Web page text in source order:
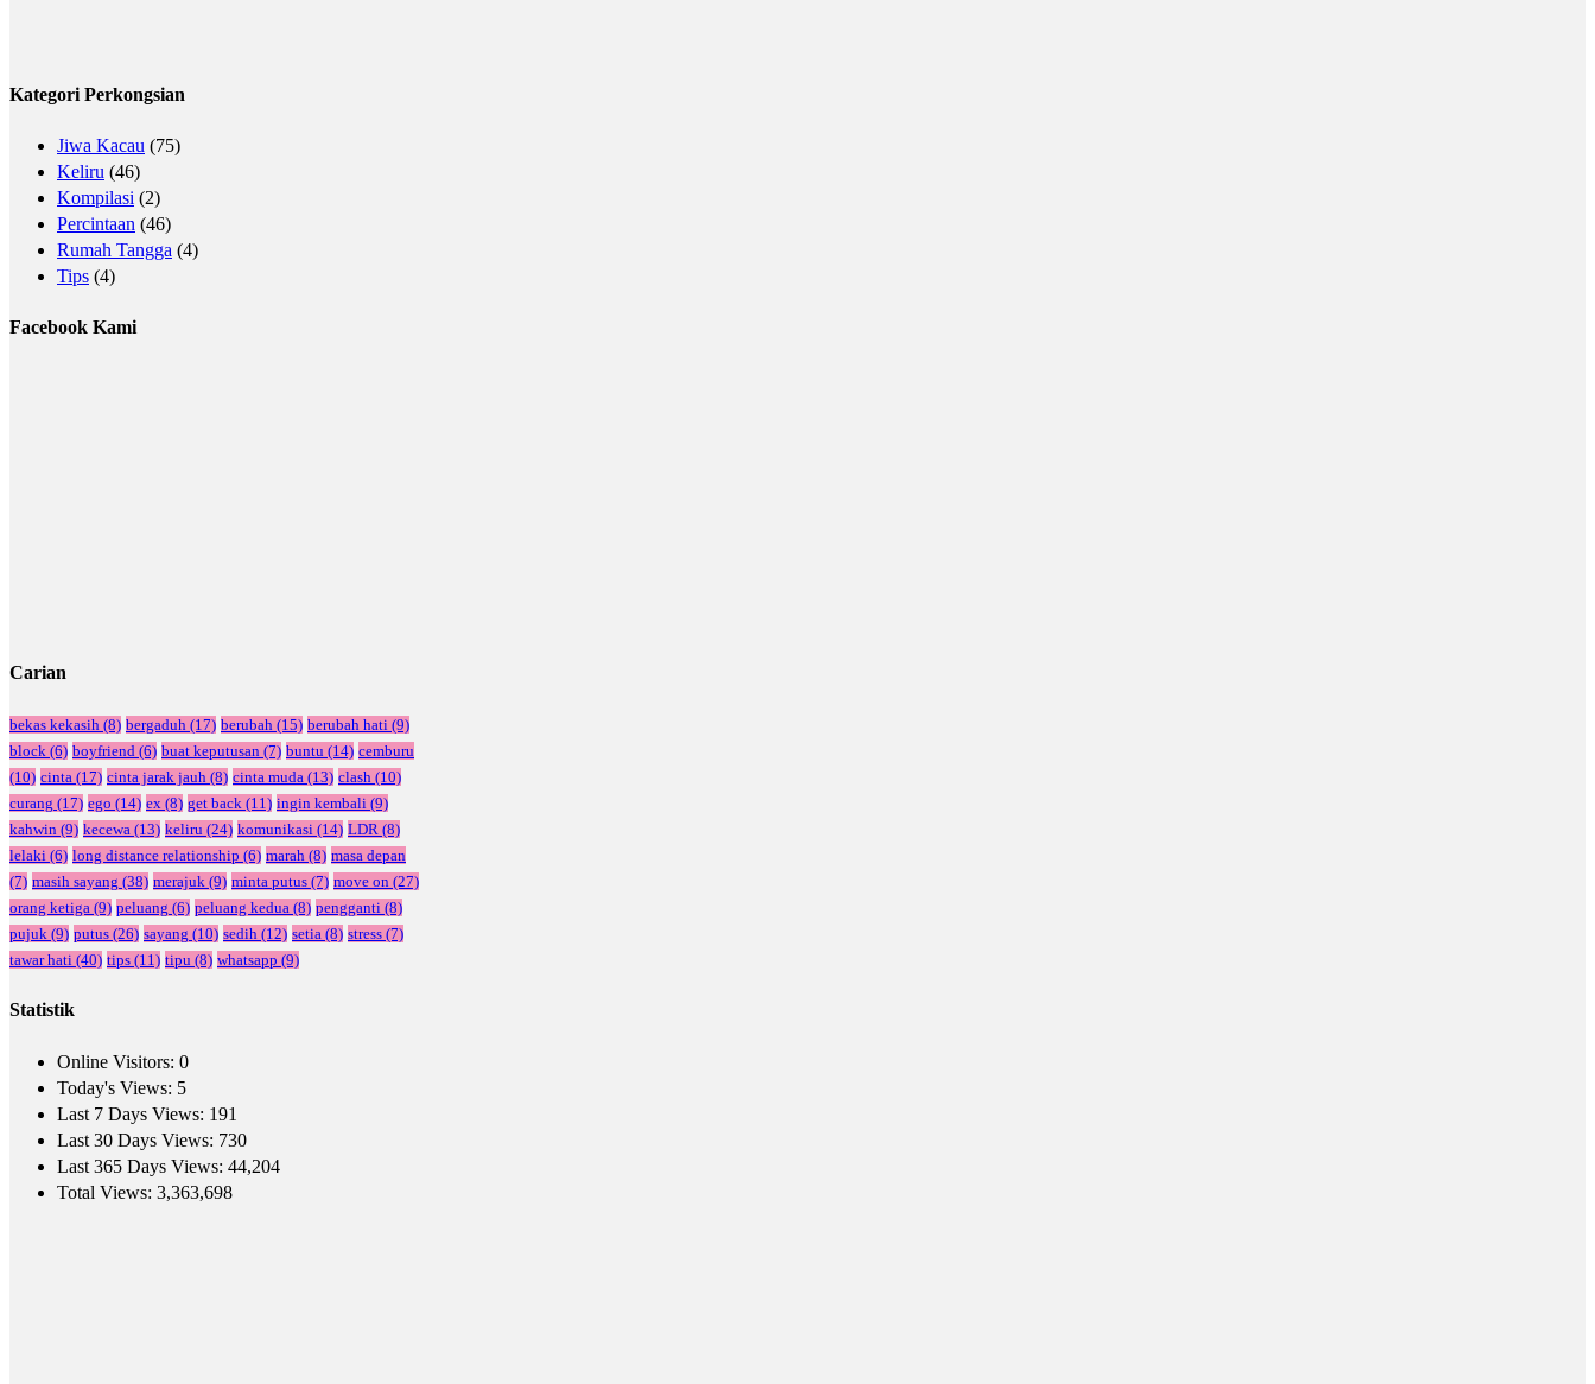
Kategori Perkongsian
Jiwa Kacau (75)
Keliru (46)
Kompilasi (2)
Percintaan (46)
Rumah Tangga (4)
Tips (4)
Facebook Kami
Carian
bekas kekasih (8) bergaduh (17) berubah (15) berubah hati (9)
block (6) boyfriend (6) buat keputusan (7) buntu (14) cemburu
(10) cinta (17) cinta jarak jauh (8) cinta muda (13) clash (10)
curang (17) ego (14) ex (8) get back (11) ingin kembali (9)
kahwin (9) kecewa (13) keliru (24) komunikasi (14) LDR (8)
lelaki (6) long distance relationship (6) marah (8) masa depan
(7) masih sayang (38) merajuk (9) minta putus (7) move on (27)
orang ketiga (9) peluang (6) peluang kedua (8) pengganti (8)
pujuk (9) putus (26) sayang (10) sedih (12) setia (8) stress (7)
tawar hati (40) tips (11) tipu (8) whatsapp (9)
Statistik
Online Visitors: 0
Today's Views: 5
Last 7 Days Views: 191
Last 30 Days Views: 730
Last 365 Days Views: 44,204
Total Views: 3,363,698